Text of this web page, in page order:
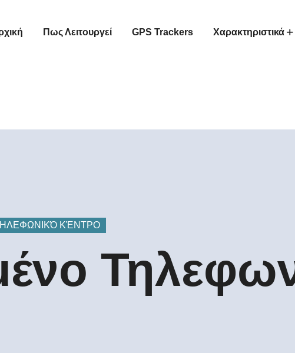
Πως Λειτουργεί GPS Trackers Χαρακτηριστικά
ΚΈΝΤΡΟ